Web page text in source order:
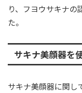
り、フヨウサキナの
た。
サキナ美顔器を
サキナ美顔器に関し